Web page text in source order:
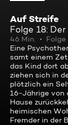
Auf Streife
Folge 18:
46 Min.
Eine
samt einem
das Kind dort
ziehen sich in
plötzlich ein
16-Jährige von
Hause
heimischen
Fremder in der